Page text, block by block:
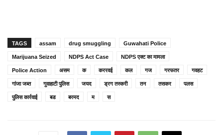
TAGS assam drug smuggling Guwahati Police
Marijuana Seized NDPS Act Case NDPS एक्ट का मामला
Police Action असम क कररवई कल गज गरफतर गवहट
गांजा जब्त गुवाहाटी पुलिस जयद ड्रग तस्करी तन तसकर पलस
पुलिस कार्रवाई बड बरमद म स